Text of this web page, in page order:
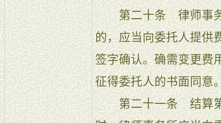
第二十条 律师事务
的，应当向委托人提供
签字确认。确需变更费
征得委托人的书面同意
第二十一条 结算第